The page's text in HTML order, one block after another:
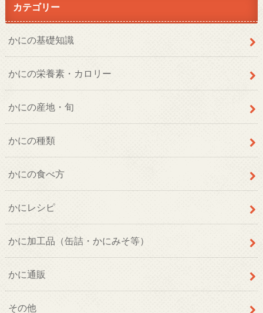
カテゴリー
かにの基礎知識
かにの栄養素・カロリー
かにの産地・旬
かにの種類
かにの食べ方
かにレシピ
かに加工品（缶詰・かにみそ等）
かに通販
その他